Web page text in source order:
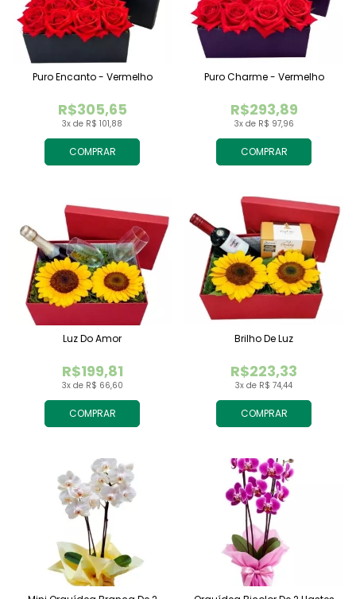
COMPRAR
3x de R$ 101,88
R$305,65
Puro Encanto - Vermelho
COMPRAR
3x de R$ 97,96
R$293,89
Puro Charme - Vermelho
COMPRAR
3x de R$ 66,60
R$199,81
Luz Do Amor
COMPRAR
3x de R$ 74,44
R$223,33
Brilho De Luz